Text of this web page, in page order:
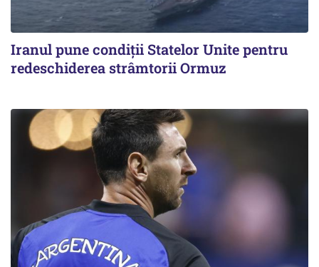
Iranul pune condiții Statelor Unite pentru
redeschiderea strâmtorii Ormuz